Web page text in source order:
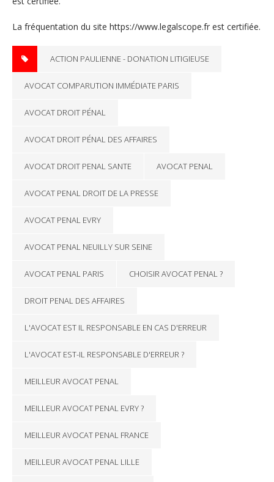
La fréquentation du site https://www.legalscope.fr est certifiée.
ACTION PAULIENNE - DONATION LITIGIEUSE
AVOCAT COMPARUTION IMMÉDIATE PARIS
AVOCAT DROIT PÉNAL
AVOCAT DROIT PÉNAL DES AFFAIRES
AVOCAT DROIT PENAL SANTE AVOCAT PENAL
AVOCAT PENAL DROIT DE LA PRESSE
AVOCAT PENAL EVRY
AVOCAT PENAL NEUILLY SUR SEINE
AVOCAT PENAL PARIS CHOISIR AVOCAT PENAL ?
DROIT PENAL DES AFFAIRES
L'AVOCAT EST IL RESPONSABLE EN CAS D'ERREUR
L'AVOCAT EST-IL RESPONSABLE D'ERREUR ?
MEILLEUR AVOCAT PENAL
MEILLEUR AVOCAT PENAL EVRY ?
MEILLEUR AVOCAT PENAL FRANCE
MEILLEUR AVOCAT PENAL LILLE